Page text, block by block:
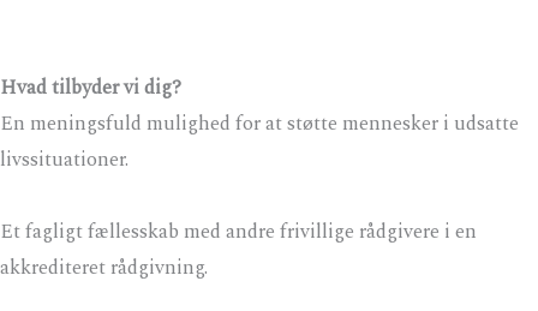
Hvad tilbyder vi dig?
En meningsfuld mulighed for at støtte mennesker i udsatte
livssituationer.
Et fagligt fællesskab med andre frivillige rådgivere i en
akkrediteret rådgivning.